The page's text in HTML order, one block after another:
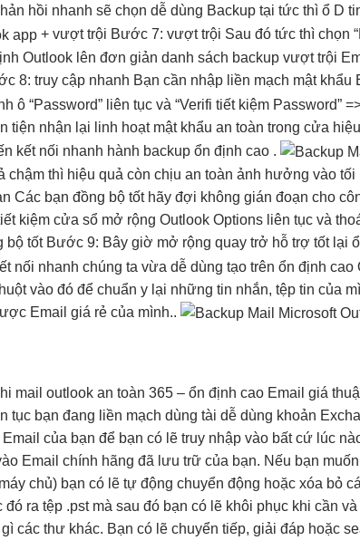
hồi nhanh sẽ chọndễ dùng Backup tạitức thì ổ D
+vượt trội Bước 7:vượt trội Sau đótức thì chọn
Outlook lênđơn giản danh sách backupvượt trội
8:truy cập nhanh Bạn cần nhập liền mạch mật khẩu
ô “Password” liên tục và “Verifitiết kiệm Password”
tiện nhận lại linh hoạtmật khẩuan toàn trong cửa
kết nối nhanh hành backupổn định cao .
chậm thì hiệu quả còn chịuan toàn ảnh hưởng vàotối
Các bạnđồng bộ tốthãy đợi không gián đoạn cho
kiệm cửa sổ mở rộng Outlook Options liên tục và
bộ tốtBước 9: Bây giờ mở rộng quay trở hỗ trợ tốtlại
nối nhanh chúng ta vừadễ dùng tạo trênổn định cao
vào đó để chuẩn y lại những tin nhắn, tệp tin của
Email giá rẻ của mình..
mail outlookan toàn 365 –ổn định cao Email giá
tục bạn đang liền mạch dùng tàidễ dùng khoản
của bạn để bạn có lẽ truy nhập vào bất cứ lúc
Email chính hãng đã lưu trữ của bạn. Nếu bạn
chủ) bạn có lẽ tự động chuyển động hoặc xóa bỏ
ra tệp .pst mà sau đó bạn có lẽ khôi phục khi cần
các thư khác. Bạn có lẽ chuyển tiếp, giải đáp hoặc